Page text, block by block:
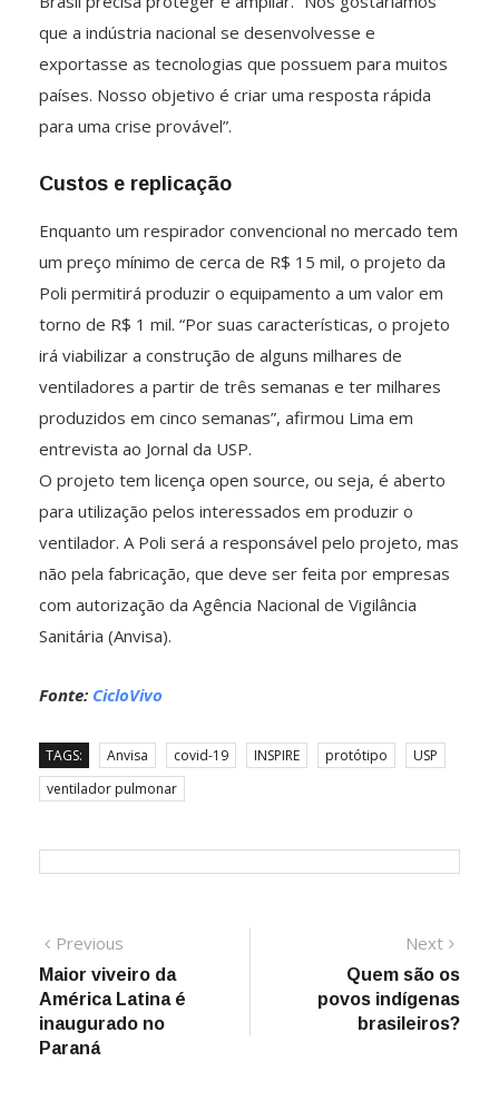
que a indústria nacional se desenvolvesse e
exportasse as tecnologias que possuem para muitos
países. Nosso objetivo é criar uma resposta rápida
para uma crise provável”.
Custos e replicação
Enquanto um respirador convencional no mercado tem
um preço mínimo de cerca de R$ 15 mil, o projeto da
Poli permitirá produzir o equipamento a um valor em
torno de R$ 1 mil. “Por suas características, o projeto
irá viabilizar a construção de alguns milhares de
ventiladores a partir de três semanas e ter milhares
produzidos em cinco semanas”, afirmou Lima em
entrevista ao Jornal da USP.
O projeto tem licença open source, ou seja, é aberto
para utilização pelos interessados em produzir o
ventilador. A Poli será a responsável pelo projeto, mas
não pela fabricação, que deve ser feita por empresas
com autorização da Agência Nacional de Vigilância
Sanitária (Anvisa).
Fonte: CicloVivo
TAGS: Anvisa covid-19 INSPIRE protótipo
USP
ventilador pulmonar
Navegação
de
Post
Previous
post:
Maior viveiro da
América Latina é
inaugurado no
Paraná
Next
post:
Quem são os
povos indígenas
brasileiros?